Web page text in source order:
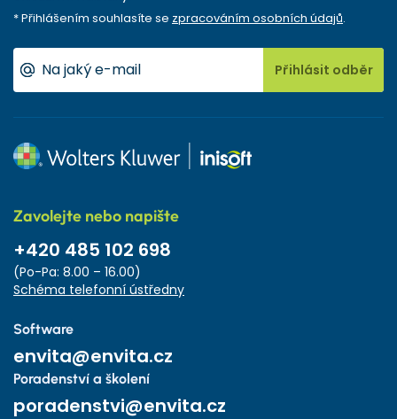
* Přihlášením souhlasíte se zpracováním osobních údajů.
Přihlásit odběr
Zavolejte nebo napište
+420 485 102 698
(Po-Pa: 8.00 – 16.00)
Schéma telefonní ústředny
Software
envita@envita.cz
Poradenství a školení
poradenstvi@envita.cz